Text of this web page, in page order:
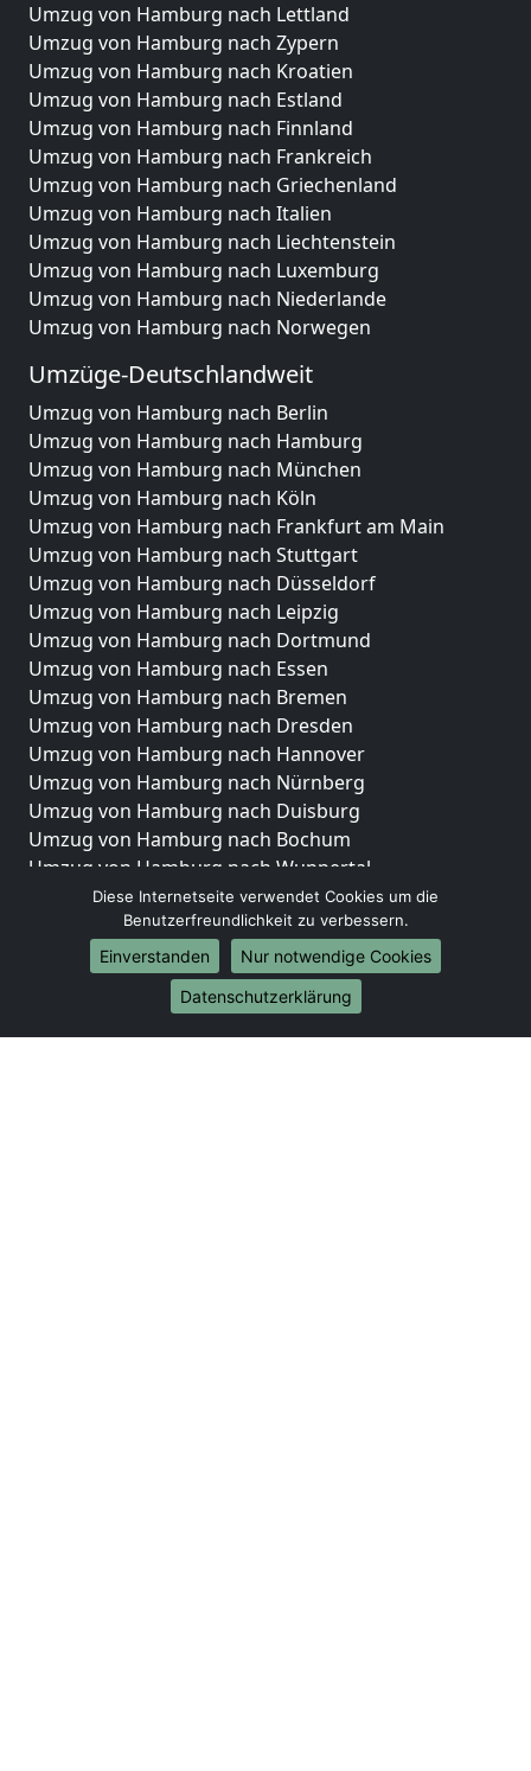
Umzug von Hamburg nach Lettland
Umzug von Hamburg nach Zypern
Umzug von Hamburg nach Kroatien
Umzug von Hamburg nach Estland
Umzug von Hamburg nach Finnland
Umzug von Hamburg nach Frankreich
Umzug von Hamburg nach Griechenland
Umzug von Hamburg nach Italien
Umzug von Hamburg nach Liechtenstein
Umzug von Hamburg nach Luxemburg
Umzug von Hamburg nach Niederlande
Umzug von Hamburg nach Norwegen
Umzüge-Deutschlandweit
Umzug von Hamburg nach Berlin
Umzug von Hamburg nach Hamburg
Umzug von Hamburg nach München
Umzug von Hamburg nach Köln
Umzug von Hamburg nach Frankfurt am Main
Umzug von Hamburg nach Stuttgart
Umzug von Hamburg nach Düsseldorf
Umzug von Hamburg nach Leipzig
Umzug von Hamburg nach Dortmund
Umzug von Hamburg nach Essen
Umzug von Hamburg nach Bremen
Umzug von Hamburg nach Dresden
Umzug von Hamburg nach Hannover
Umzug von Hamburg nach Nürnberg
Umzug von Hamburg nach Duisburg
Umzug von Hamburg nach Bochum
Umzug von Hamburg nach Wuppertal
Umzug von Hamburg nach Bielefeld
Umzug von Hamburg nach Bonn
Umzug von Hamburg nach Münster
Internationale-Umzüge
Umzug von Hamburg nach Brasilien
Diese Internetseite verwendet Cookies um die
Benutzerfreundlichkeit zu verbessern.
Einverstanden
Nur notwendige Cookies
Datenschutzerklärung